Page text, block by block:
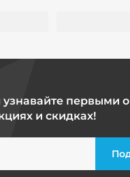
первыми о
и скидках!